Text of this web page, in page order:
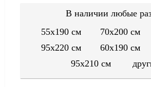
В наличии любые
55x190 см
70x200 см
95x220 см
60x190 см
95x210 см